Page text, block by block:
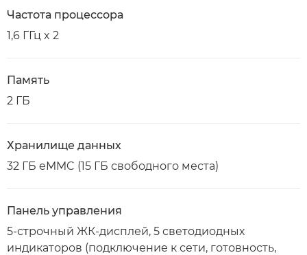
Частота процессора
1,6 ГГц x 2
Память
2 ГБ
Хранилище данных
32 ГБ eMMC (15 ГБ свободного места)
Панель управления
5-строчный ЖК-дисплей, 5 светодиодных
индикаторов (подключение к сети, готовность,